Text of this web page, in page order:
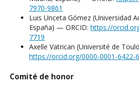
7970-9861
Luis Unceta Gómez (Universidad
España) — ORCID: https://
7719
Axelle Vatrican (Université de
https://orcid.org/0000-0001-6422-
Comité de honor